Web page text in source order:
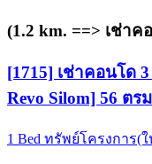
(1.2 km. ==> เช่าค
[1715] เช่าคอนโด
Revo Silom] 56 ตร
1 Bed ทรัพย์โครงการ(